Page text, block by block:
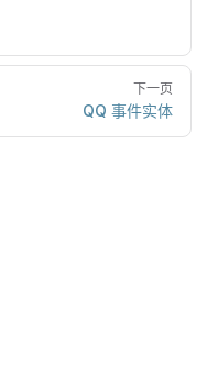
下一页
QQ 事件实体